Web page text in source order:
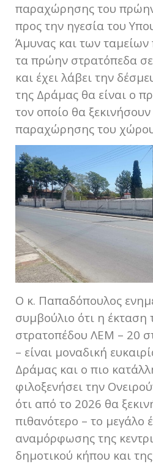
παραχώρησης του
προς την ηγεσία του
Άμυνας και των ταμείων
τα πρώην στρατόπεδα
και έχει λάβει την
της Δράμας θα είναι ο
τον οποίο θα
παραχώρησης του
Ο κ. Παπαδόπουλος
συμβούλιο ότι η
στρατοπέδου ΛΕΜ – 20
– είναι μοναδική
Δράμας και ο πιο
φιλοξενήσει την
ότι από το 2026 θα
πιθανότερο – το μεγάλο
αναμόρφωσης της
δημοτικού κήπου και